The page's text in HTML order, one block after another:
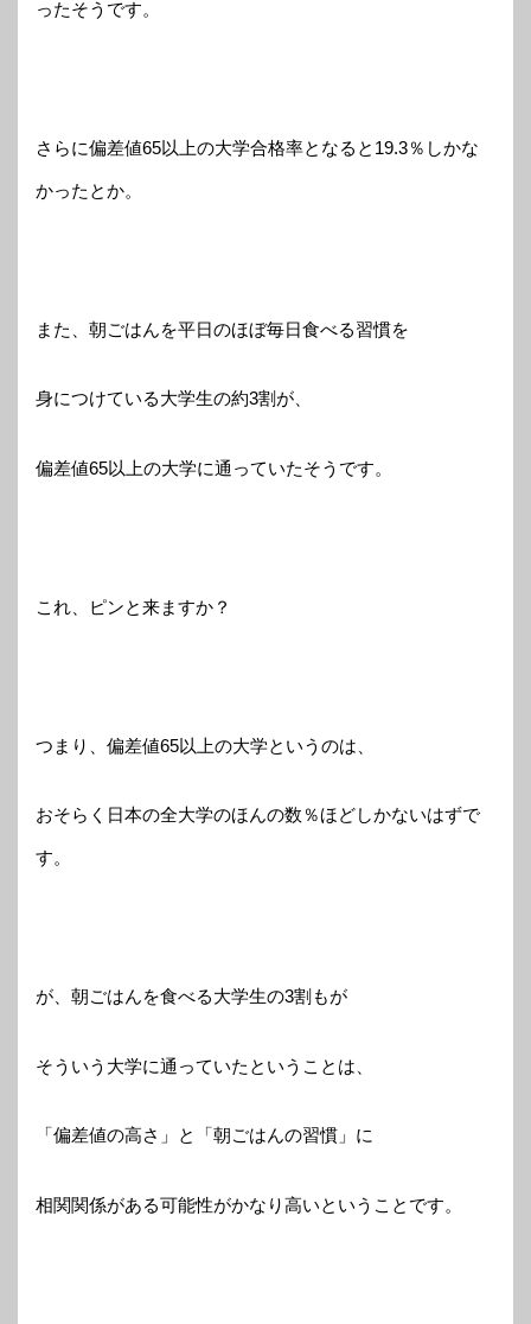
ったそうです。
さらに偏差値65以上の大学合格率となると19.3％しかな
かったとか。
また、朝ごはんを平日のほぼ毎日食べる習慣を
身につけている大学生の約3割が、
偏差値65以上の大学に通っていたそうです。
これ、ピンと来ますか？
つまり、偏差値65以上の大学というのは、
おそらく日本の全大学のほんの数％ほどしかないはずで
す。
が、朝ごはんを食べる大学生の3割もが
そういう大学に通っていたということは、
「偏差値の高さ」と「朝ごはんの習慣」に
相関関係がある可能性がかなり高いということです。